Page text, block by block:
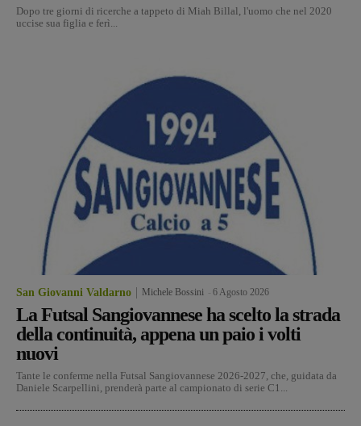
Dopo tre giorni di ricerche a tappeto di Miah Billal, l'uomo che nel 2020
uccise sua figlia e ferì...
San Giovanni Valdarno Michele Bossini 6 Agosto 2026
La Futsal Sangiovannese ha scelto la strada
della continuità, appena un paio i volti
nuovi
Tante le conferme nella Futsal Sangiovannese 2026-2027, che, guidata da
Daniele Scarpellini, prenderà parte al campionato di serie C1...